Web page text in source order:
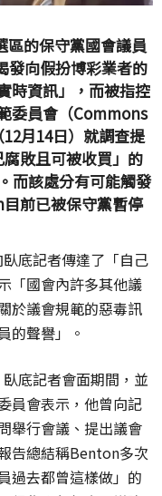
的保守黨國會議員
向假扮博彩業者的
時資訊」，而被指控
委員會（Commons
月14日）就調查提
敗且可被收買」的
而該處分有可能觸發
前已被保守黨暫停
底記者傳達了「自己
「國會內許多其他議
於議會規範的惡毒訊
的聲譽」。
底記者會面期間，並
員會表示，他曾向記
舉行會議、提出議會
告總結稱Benton多次
過去都曾這樣做」的